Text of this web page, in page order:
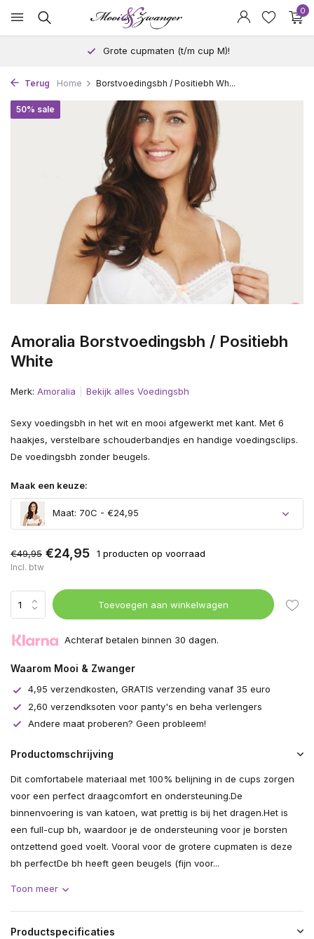
0
Grote cupmaten (t/m cup M)!
Terug Home Borstvoedingsbh / Positiebh Wh...
Amoralia Borstvoedingsbh / Positiebh
White
50% sale
Merk: Amoralia Bekijk alles Voedingsbh
Sexy voedingsbh in het wit en mooi afgewerkt met kant. Met 6
haakjes, verstelbare schouderbandjes en handige voedingsclips.
De voedingsbh zonder beugels.
Maak een keuze:
Maat: 70C - €24,95
€49,95 €24,95 1 producten op voorraad
Incl. btw
Toevoegen aan winkelwagen
Achteraf betalen binnen 30 dagen.
Waarom Mooi & Zwanger
4,95 verzendkosten, GRATIS verzending vanaf 35 euro
2,60 verzendksoten voor panty's en beha verlengers
Andere maat proberen? Geen probleem!
Productomschrijving
Dit comfortabele materiaal met 100% belijning in de cups zorgen
voor een perfect draagcomfort en ondersteuning.De
binnenvoering is van katoen, wat prettig is bij het dragen.Het is
een full-cup bh, waardoor je de ondersteuning voor je borsten
ontzettend goed voelt. Vooral voor de grotere cupmaten is deze
bh perfectDe bh heeft geen beugels (fijn voor...
Toon meer
Productspecificaties